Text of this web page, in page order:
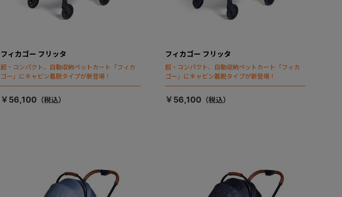
フィカゴー フリッタ
超・コンパクト、自動収納ペットカート「フィカ
ゴー」にキャビン着脱タイプが新登場！
￥56,100
フィカゴー フリッタ
超・コンパクト、自動収納ペットカート「フィカ
ゴー」にキャビン着脱タイプが新登場！
￥56,100